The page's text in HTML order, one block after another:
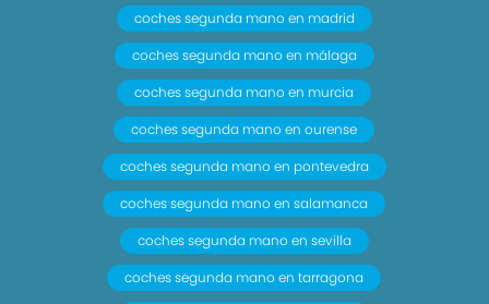
coches segunda mano en madrid
coches segunda mano en málaga
coches segunda mano en murcia
coches segunda mano en ourense
coches segunda mano en pontevedra
coches segunda mano en salamanca
coches segunda mano en sevilla
coches segunda mano en tarragona